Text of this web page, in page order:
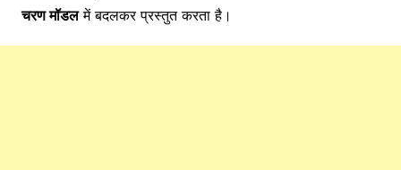
चरण मॉडलमें बदलकर प्रस्तुत करता है।